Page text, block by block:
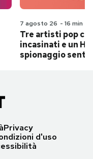
7 agosto 26 - 16 min
Tre artisti pop
incasinati e un
spionaggio
Privacy
d'uso